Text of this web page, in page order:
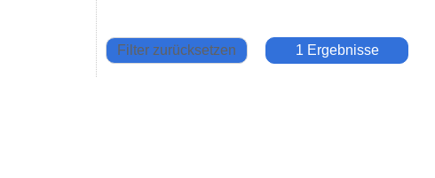
Filter zurücksetzen 1 Ergebnisse